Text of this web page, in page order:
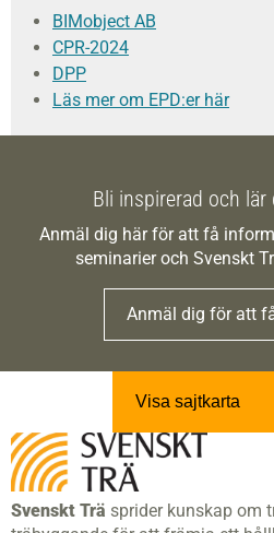
BIMobject AB
CPR-2024
DPP
Läs mer om EPD:er här
Bli inspirerad och
Anmäl dig här för att få
seminarier och Svenskt
Anmäl dig för att
Visa sajtkarta
Svenskt Trä sprider kunskap om